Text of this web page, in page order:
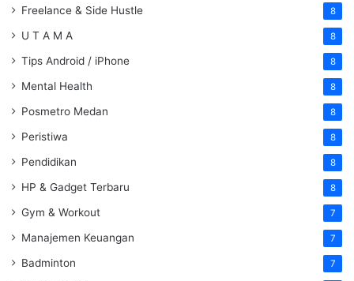
Freelance & Side Hustle 8
U T A M A 8
Tips Android / iPhone 8
Mental Health 8
Posmetro Medan 8
Peristiwa 8
Pendidikan 8
HP & Gadget Terbaru 8
Gym & Workout 7
Manajemen Keuangan 7
Badminton 7